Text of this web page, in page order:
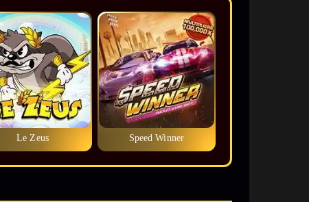
Le Zeus Speed Winner